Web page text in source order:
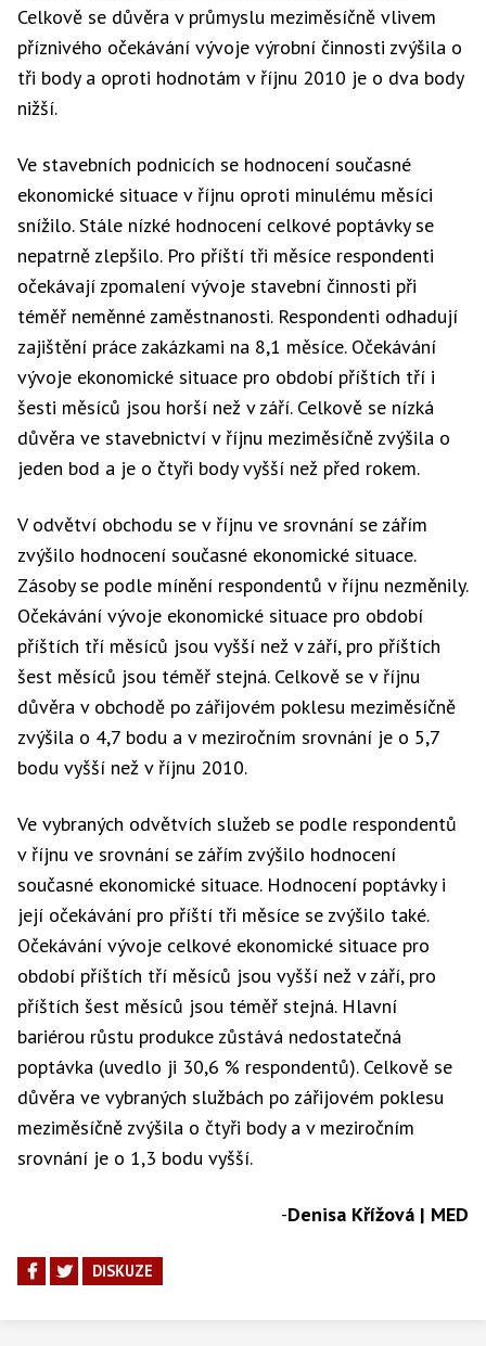
Celkově se důvěra v průmyslu meziměsíčně vlivem
příznivého očekávání vývoje výrobní činnosti zvýšila o
tři body a oproti hodnotám v říjnu 2010 je o dva body
nižší.
Ve stavebních podnicích se hodnocení současné
ekonomické situace v říjnu oproti minulému měsíci
snížilo. Stále nízké hodnocení celkové poptávky se
nepatrně zlepšilo. Pro příští tři měsíce respondenti
očekávají zpomalení vývoje stavební činnosti při
téměř neměnné zaměstnanosti. Respondenti odhadují
zajištění práce zakázkami na 8,1 měsíce. Očekávání
vývoje ekonomické situace pro období příštích tří i
šesti měsíců jsou horší než v září. Celkově se nízká
důvěra ve stavebnictví v říjnu meziměsíčně zvýšila o
jeden bod a je o čtyři body vyšší než před rokem.
V odvětví obchodu se v říjnu ve srovnání se zářím
zvýšilo hodnocení současné ekonomické situace.
Zásoby se podle mínění respondentů v říjnu nezměnily.
Očekávání vývoje ekonomické situace pro období
příštích tří měsíců jsou vyšší než v září, pro příštích
šest měsíců jsou téměř stejná. Celkově se v říjnu
důvěra v obchodě po zářijovém poklesu meziměsíčně
zvýšila o 4,7 bodu a v meziročním srovnání je o 5,7
bodu vyšší než v říjnu 2010.
Ve vybraných odvětvích služeb se podle respondentů
v říjnu ve srovnání se zářím zvýšilo hodnocení
současné ekonomické situace. Hodnocení poptávky i
její očekávání pro příští tři měsíce se zvýšilo také.
Očekávání vývoje celkové ekonomické situace pro
období příštích tří měsíců jsou vyšší než v září, pro
příštích šest měsíců jsou téměř stejná. Hlavní
bariérou růstu produkce zůstává nedostatečná
poptávka (uvedlo ji 30,6 % respondentů). Celkově se
důvěra ve vybraných službách po zářijovém poklesu
meziměsíčně zvýšila o čtyři body a v meziročním
srovnání je o 1,3 bodu vyšší.
-Denisa Křížová | MED
DISKUZE